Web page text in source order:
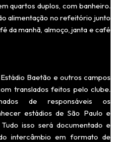
quartos duplos, com banheiro.
alimentação no refeitório junto
da manhã, almoço, janta e café
Baetão e outros campos
translados feitos pelo clube.
de responsáveis os
estádios de São Paulo e
isso será documentado e
intercâmbio em formato de